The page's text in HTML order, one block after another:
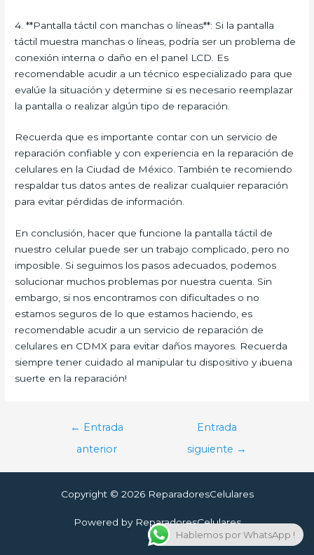
4. **Pantalla táctil con manchas o líneas**: Si la pantalla
táctil muestra manchas o líneas, podría ser un problema de
conexión interna o daño en el panel LCD. Es
recomendable acudir a un técnico especializado para que
evalúe la situación y determine si es necesario reemplazar
la pantalla o realizar algún tipo de reparación.
Recuerda que es importante contar con un servicio de
reparación confiable y con experiencia en la reparación de
celulares en la Ciudad de México. También te recomiendo
respaldar tus datos antes de realizar cualquier reparación
para evitar pérdidas de información.
En conclusión, hacer que funcione la pantalla táctil de
nuestro celular puede ser un trabajo complicado, pero no
imposible. Si seguimos los pasos adecuados, podemos
solucionar muchos problemas por nuestra cuenta. Sin
embargo, si nos encontramos con dificultades o no
estamos seguros de lo que estamos haciendo, es
recomendable acudir a un servicio de reparación de
celulares en CDMX para evitar daños mayores. Recuerda
siempre tener cuidado al manipular tu dispositivo y ¡buena
suerte en la reparación!
Navegación
entradas
← Entrada
anterior
Entrada
siguiente →
Copyright © 2026 ReparadoresCelulares
Powered by ReparadoresCelulares
Hablemos por WhatsApp !